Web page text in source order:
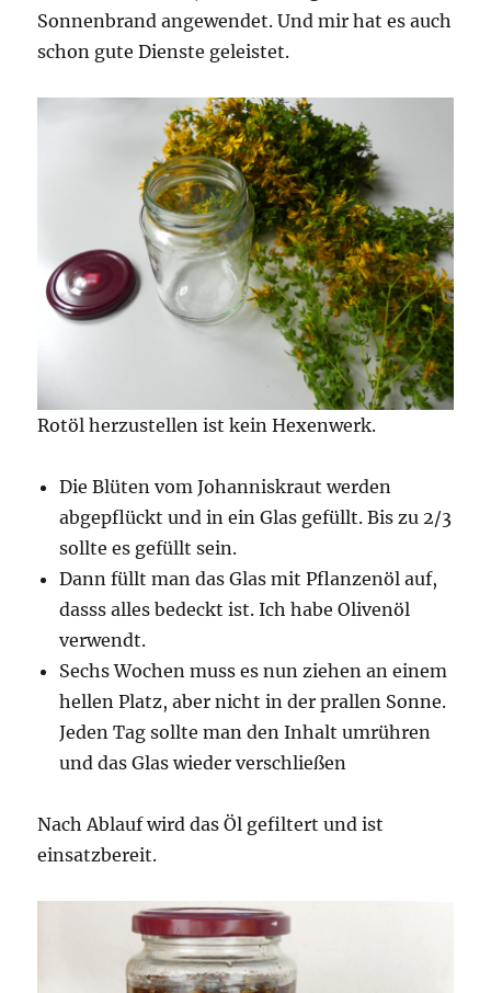
Sonnenbrand angewendet. Und mir hat es auch
schon gute Dienste geleistet.
Rotöl herzustellen ist kein Hexenwerk.
Die Blüten vom Johanniskraut werden
abgepflückt und in ein Glas gefüllt. Bis zu 2/3
sollte es gefüllt sein.
Dann füllt man das Glas mit Pflanzenöl auf,
dasss alles bedeckt ist. Ich habe Olivenöl
verwendt.
Sechs Wochen muss es nun ziehen an einem
hellen Platz, aber nicht in der prallen Sonne.
Jeden Tag sollte man den Inhalt umrühren
und das Glas wieder verschließen
Nach Ablauf wird das Öl gefiltert und ist
einsatzbereit.